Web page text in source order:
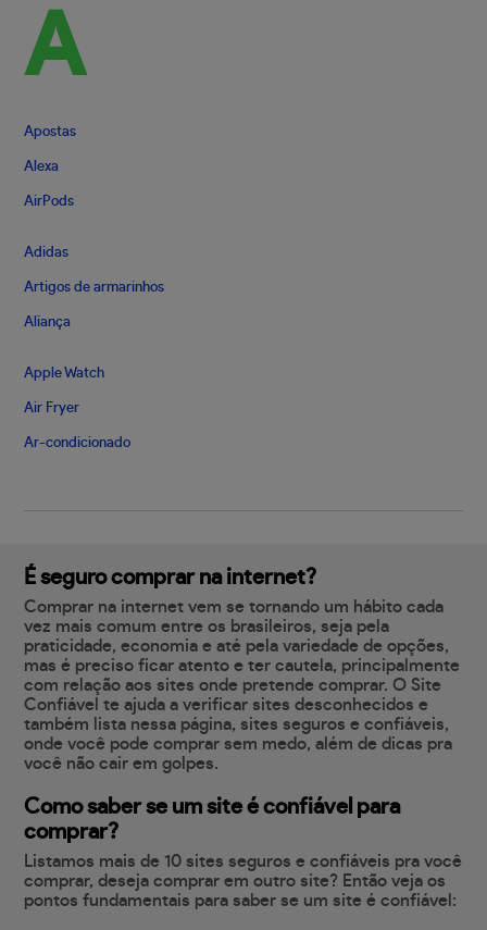
A
Apostas
Alexa
AirPods
Adidas
Artigos de armarinhos
Aliança
Apple Watch
Air Fryer
Ar-condicionado
É seguro comprar na internet?
Comprar na internet vem se tornando um hábito cada
vez mais comum entre os brasileiros, seja pela
praticidade, economia e até pela variedade de opções,
mas é preciso ficar atento e ter cautela, principalmente
com relação aos sites onde pretende comprar. O Site
Confiável te ajuda a verificar sites desconhecidos e
também lista nessa página, sites seguros e confiáveis,
onde você pode comprar sem medo, além de dicas pra
você não cair em golpes.
Como saber se um site é confiável para
comprar?
Listamos mais de 10 sites seguros e confiáveis pra você
comprar, deseja comprar em outro site? Então veja os
pontos fundamentais para saber se um site é confiável: